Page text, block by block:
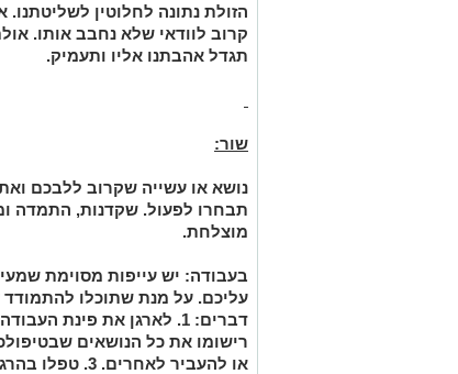
הזולת נתונה לחלוטין
קרוב לוודאי שלא נחבב אותו.
תגדל אהבתנו אליו ותעמיק.
שור:
נושא או עשייה שקרוב ללבכם
תבחרו לפעול. שקדנות, התמדה
מוצלחת.
בעבודה: יש עייפות מסוימת
עליכם. על מנת שתוכלו
רישומו את כל הנושאים
או להעביר